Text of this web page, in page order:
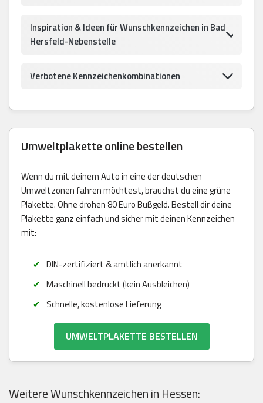
Inspiration & Ideen für Wunschkennzeichen in Bad
Hersfeld-Nebenstelle
Verbotene Kennzeichenkombinationen
Umweltplakette online bestellen
Wenn du mit deinem Auto in eine der deutschen
Umweltzonen fahren möchtest, brauchst du eine grüne
Plakette. Ohne drohen 80 Euro Bußgeld. Bestell dir deine
Plakette ganz einfach und sicher mit deinen Kennzeichen
mit:
DIN-zertifiziert & amtlich anerkannt
Maschinell bedruckt (kein Ausbleichen)
Schnelle, kostenlose Lieferung
UMWELTPLAKETTE BESTELLEN
Weitere Wunschkennzeichen in Hessen: